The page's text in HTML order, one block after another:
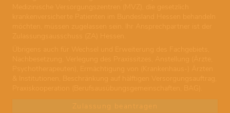
Zulassung beantragen